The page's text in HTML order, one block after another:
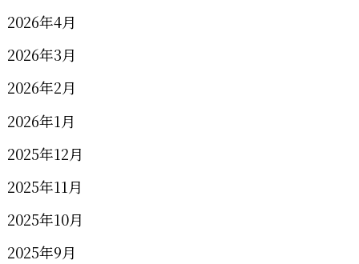
2026年4月
2026年3月
2026年2月
2026年1月
2025年12月
2025年11月
2025年10月
2025年9月